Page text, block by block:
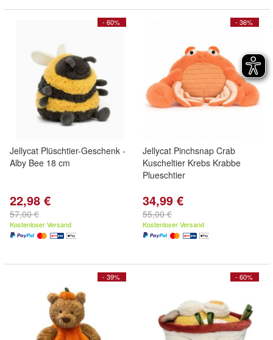
- 60%
Jellycat Plüschtier-Geschenk -
Alby Bee 18 cm
22,98 €
57,00 €
Kostenloser Versand
- 36%
Jellycat Pinchsnap Crab
Kuscheltier Krebs Krabbe
Plueschtier
34,99 €
55,00 €
Kostenloser Versand
- 39% - 60%